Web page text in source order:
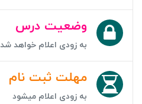
وضعیت درس
به زودی اعلام خواهد شد
مهلت ثبت نام
به زودی اعلام میشود